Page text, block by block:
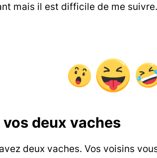
mais il est difficile de me suivre.
deux vaches
deux vaches. Vos voisins